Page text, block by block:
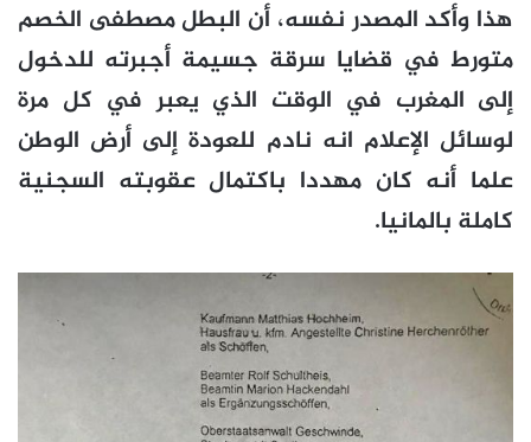
هذا وأكد المصدر نفسه، أن البطل مصطفى الخصم
متورط في قضايا سرقة جسيمة أجبرته للدخول
إلى المغرب في الوقت الذي يعبر في كل مرة
لوسائل الإعلام انه نادم للعودة إلى أرض الوطن
علما أنه كان مهددا باكتمال عقوبته السجنية
كاملة بالمانيا.